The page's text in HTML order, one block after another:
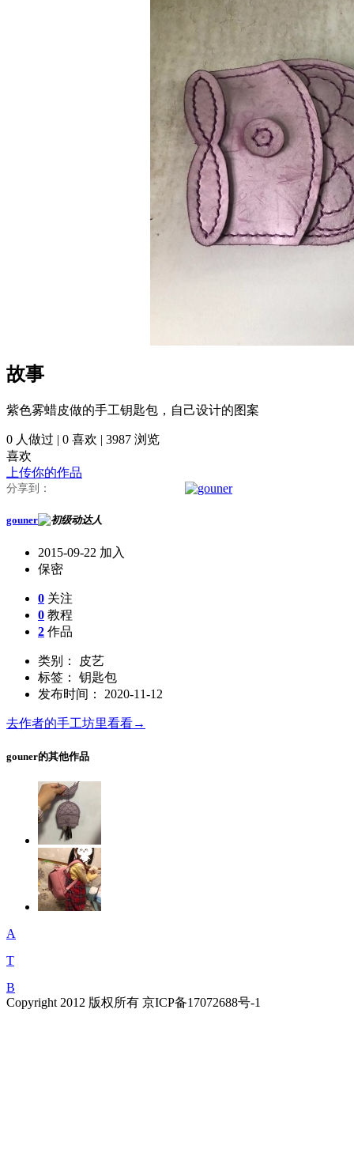
故事
紫色雾蜡皮做的手工钥匙包，自己设计的图案
0 人做过 | 0 喜欢 | 3987 浏览
喜欢
上传你的作品
分享到：
gouner
2015-09-22 加入
保密
0 关注
0 教程
2 作品
类别： 皮艺
标签： 钥匙包
发布时间： 2020-11-12
去作者的手工坊里看看→
gouner的其他作品
A
T
B
Copyright 2012 版权所有 京ICP备17072688号-1